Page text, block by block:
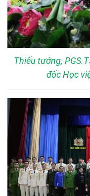
Thiếu tướng,
đốc Học